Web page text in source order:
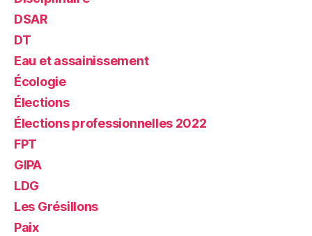
DSAR
DT
Eau et assainissement
Écologie
Élections
Élections professionnelles 2022
FPT
GIPA
LDG
Les Grésillons
Paix